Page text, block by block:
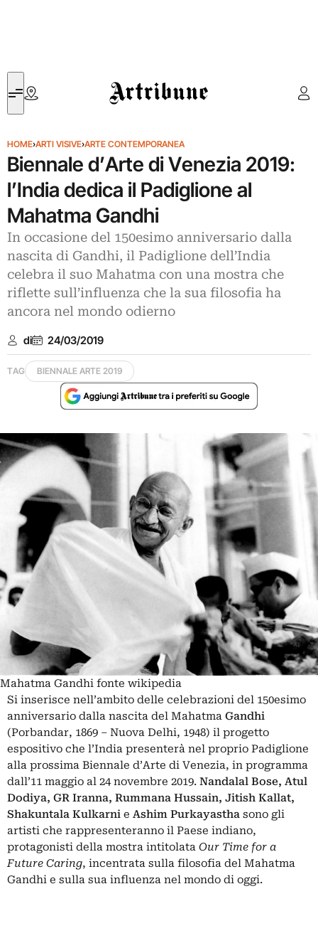
Artribune
HOME›ARTI VISIVE›ARTE CONTEMPORANEA
Biennale d’Arte di Venezia 2019:
l’India dedica il Padiglione al
Mahatma Gandhi
In occasione del 150esimo anniversario dalla
nascita di Gandhi, il Padiglione dell’India
celebra il suo Mahatma con una mostra che
riflette sull’influenza che la sua filosofia ha
ancora nel mondo odierno
di 24/03/2019
TAG BIENNALE ARTE 2019
Mahatma Gandhi fonte wikipedia
Si inserisce nell’ambito delle celebrazioni del 150esimo
anniversario dalla nascita del Mahatma Gandhi
(Porbandar, 1869 – Nuova Delhi, 1948) il progetto
espositivo che l’India presenterà nel proprio Padiglione
alla prossima Biennale d’Arte di Venezia, in programma
dall’11 maggio al 24 novembre 2019. Nandalal Bose, Atul
Dodiya, GR Iranna, Rummana Hussain, Jitish Kallat,
Shakuntala Kulkarni e Ashim Purkayastha sono gli
artisti che rappresenteranno il Paese indiano,
protagonisti della mostra intitolata Our Time for a
Future Caring, incentrata sulla filosofia del Mahatma
Gandhi e sulla sua influenza nel mondo di oggi.